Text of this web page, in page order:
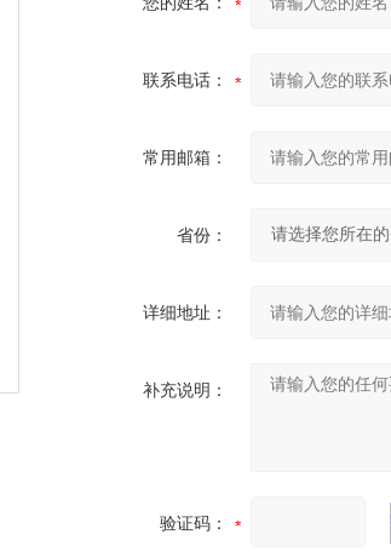
联系电话：
常用邮箱：
省份：
详细地址：
补充说明：
验证码：